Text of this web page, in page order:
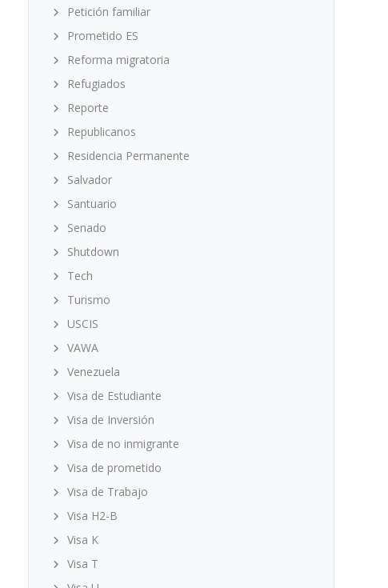
Petición familiar
Prometido ES
Reforma migratoria
Refugiados
Reporte
Republicanos
Residencia Permanente
Salvador
Santuario
Senado
Shutdown
Tech
Turismo
USCIS
VAWA
Venezuela
Visa de Estudiante
Visa de Inversión
Visa de no inmigrante
Visa de prometido
Visa de Trabajo
Visa H2-B
Visa K
Visa T